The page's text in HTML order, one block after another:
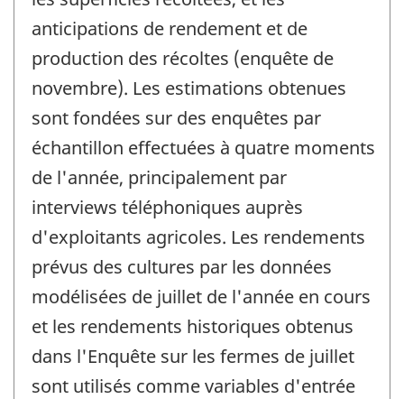
anticipations de rendement et de
production des récoltes (enquête de
novembre). Les estimations obtenues
sont fondées sur des enquêtes par
échantillon effectuées à quatre moments
de l'année, principalement par
interviews téléphoniques auprès
d'exploitants agricoles. Les rendements
prévus des cultures par les données
modélisées de juillet de l'année en cours
et les rendements historiques obtenus
dans l'Enquête sur les fermes de juillet
sont utilisés comme variables d'entrée